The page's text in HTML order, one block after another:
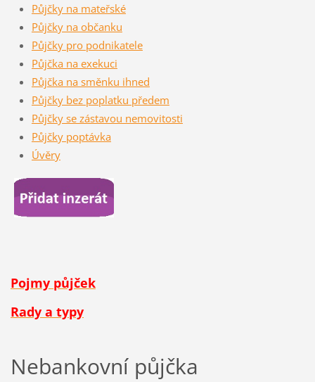
Půjčky na mateřské
Půjčky na občanku
Půjčky pro podnikatele
Půjčka na exekuci
Půjčka na směnku ihned
Půjčky bez poplatku předem
Půjčky se zástavou nemovitosti
Půjčky poptávka
Úvěry
Pojmy půjček
Rady a typy
Nebankovní půjčka